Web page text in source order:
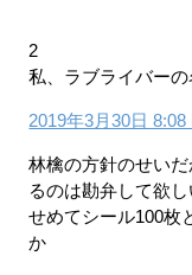
2
私、ラブライバーの
2019年3月30日 8:08
林檎の方針のせい
るのは勘弁して欲し
せめてシール100枚
か